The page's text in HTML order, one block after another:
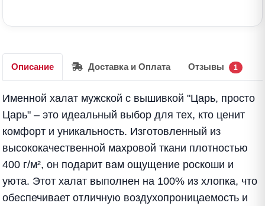
Описание Доставка и Оплата Отзывы 1
Именной халат мужской с вышивкой "Царь, просто
Царь" – это идеальный выбор для тех, кто ценит
комфорт и уникальность. Изготовленный из
высококачественной махровой ткани плотностью
400 г/м², он подарит вам ощущение роскоши и
уюта. Этот халат выполнен на 100% из хлопка, что
обеспечивает отличную воздухопроницаемость и